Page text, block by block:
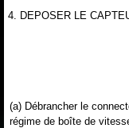
4. DEPOSER LE
(a) Débrancher le
régime de boîte de